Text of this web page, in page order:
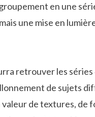
en une
une mise en
retrouver les
de sujets
de textures, de